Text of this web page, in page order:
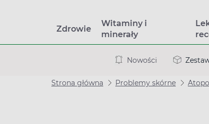
Zdrowie
Witaminy i
minerały
Nowości
Strona główna Problemy skórne